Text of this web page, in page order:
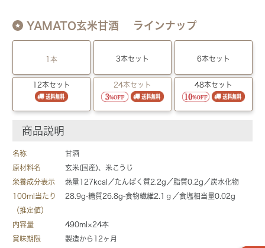
YAMATO玄米甘酒 ラインナップ
1本 3本セット 6本セット
12本セット 24本セット 48本セット
商品説明
名称
甘酒
原材料名
玄米(国産)、米こうじ
栄養成分表示
100ml当たり
（推定値）
熱量127kcal／たんぱく質2.2g／脂質0.2g／炭水化物
28.9g-糖質26.8g-食物繊維2.1ｇ／食塩相当量0.02g
内容量
490ml×24本
賞味期限
製造から12ヶ月